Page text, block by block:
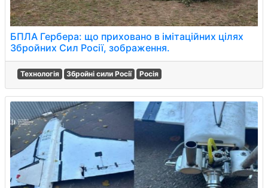
БПЛА Гербера: що приховано в імітаційних цілях
Збройних Сил Росії, зображення.
Технологія Збройні сили Росії Росія